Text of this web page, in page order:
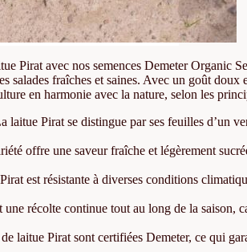
Pirat avec nos semences Demeter Organic
salades fraîches et saines. Avec un goût
en harmonie avec la nature, selon les
laitue Pirat se distingue par ses feuilles d’un
offre une saveur fraîche et légèrement
est résistante à diverses conditions
une récolte continue tout au long de la saison,
de laitue Pirat sont certifiées Demeter, ce qui